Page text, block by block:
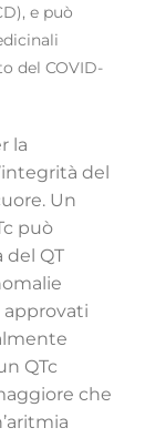
e può
del COVID-
la
del
Un
può
QT
QTc
che